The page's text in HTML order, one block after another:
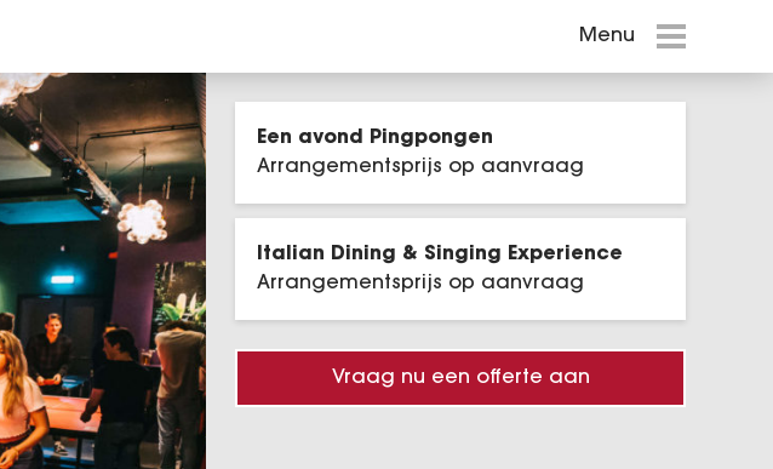
Menu
Een avond Pingpongen
Arrangementsprijs op aanvraag
Italian Dining & Singing Experience
Arrangementsprijs op aanvraag
Vraag nu een offerte aan
Menu
Events in Amsterdam
Teambuilding
Canal Museum Cruise
Canal Dinner Cruise